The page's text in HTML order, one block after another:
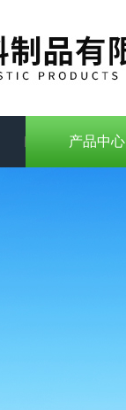
产品中心